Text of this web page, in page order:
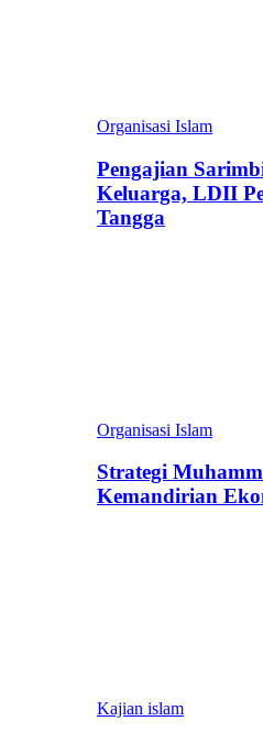
Organisasi Islam
Pengajian
Keluarga, LDII
Tangga
Organisasi Islam
Strategi
Kemandirian
Kajian islam